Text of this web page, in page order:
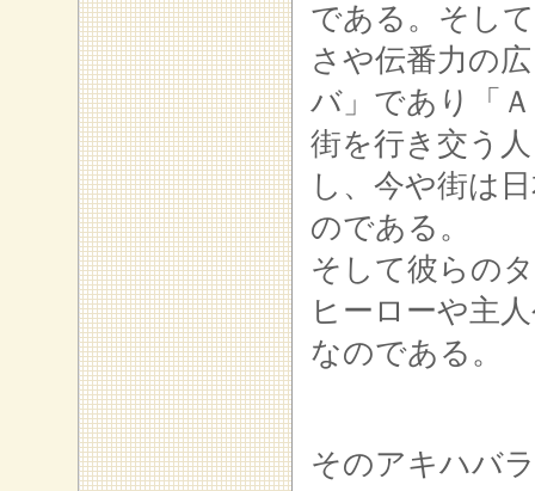
である。そし
さや伝番力の
バ」であり「
街を行き交う
し、今や街は
のである。
そして彼らの
ヒーローや主
なのである。
そのアキハバ